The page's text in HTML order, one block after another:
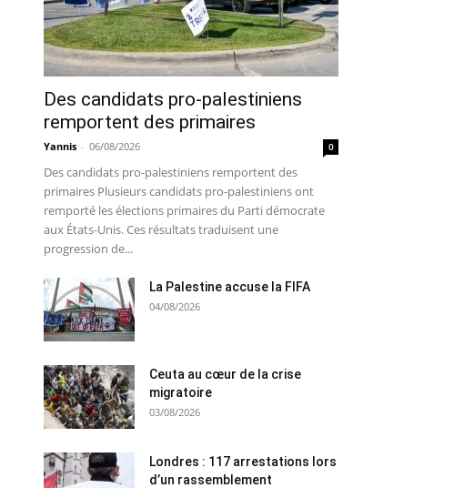
Des candidats pro-palestiniens
remportent des primaires
Yannis - 06/08/2026 0
Des candidats pro-palestiniens remportent des
primaires Plusieurs candidats pro-palestiniens ont
remporté les élections primaires du Parti démocrate
aux États-Unis. Ces résultats traduisent une
progression de...
La Palestine accuse la FIFA
04/08/2026
Ceuta au cœur de la crise
migratoire
03/08/2026
Londres : 117 arrestations lors
d’un rassemblement